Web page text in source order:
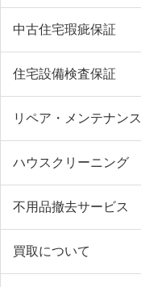
中古住宅瑕疵保証
住宅設備検査保証
リペア・メンテナンス
ハウスクリーニング
不用品撤去サービス
買取について